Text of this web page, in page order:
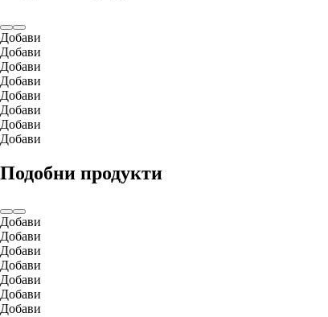
Добави
Добави
Добави
Добави
Добави
Добави
Добави
Добави
Подобни продукти
Добави
Добави
Добави
Добави
Добави
Добави
Добави